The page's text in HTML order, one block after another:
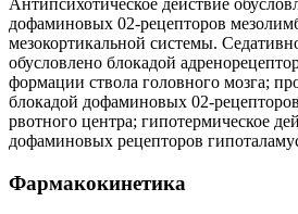
Антипсихотическое действие
дофаминовых 02-рецепторов
мезокортикальной системы.
обусловлено блокадой
формации ствола головного мозга;
блокадой дофаминовых 02-
рвотного центра; гипотермическое
дофаминовых рецепторов
Фармакокинетика